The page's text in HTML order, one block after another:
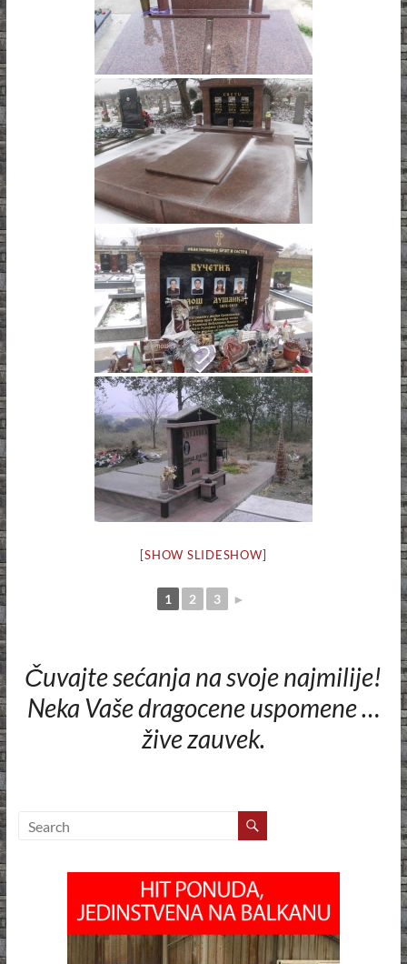
[SHOW SLIDESHOW]
1 2 3 ►
Čuvajte sećanja na svoje najmilije!
Neka Vaše dragocene uspomene …
žive zauvek.